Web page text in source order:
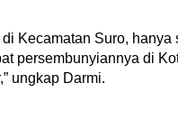
Kecamatan Suro,
persembunyiannya di
ungkap Darmi.